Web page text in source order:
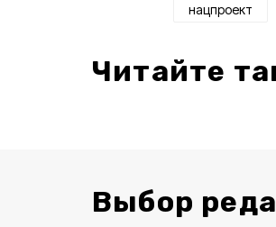
нацпроект
Читайте
Выбор